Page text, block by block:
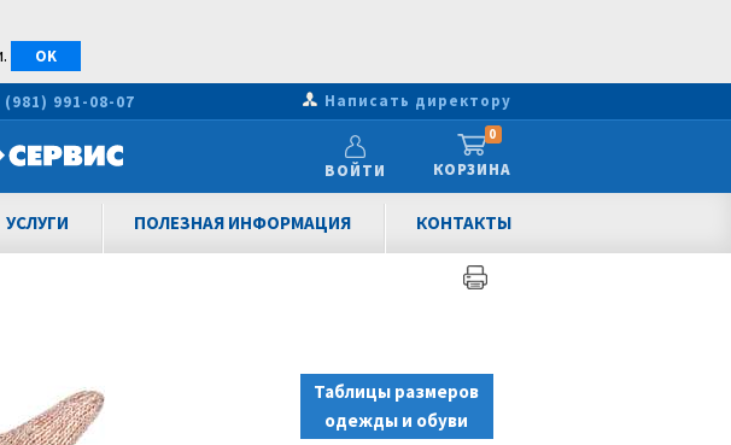
OK
(981) 991-08-07 Написать директору
ВОЙТИ КОРЗИНА
0
УСЛУГИ ПОЛЕЗНАЯ ИНФОРМАЦИЯ КОНТАКТЫ
Таблицы размеров
одежды и обуви